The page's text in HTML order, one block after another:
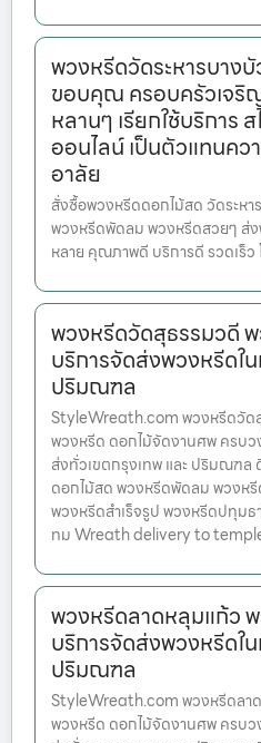
พวงหรีดวัดระหารบาง
ขอบคุณ ครอบครัวเจริ
หลานๆ เรียกใช้บริการ
ออนไลน์ เป็นตัวแทนค
อาลัย
สั่งซื้อพวงหรีดดอกไม้สด วัดระห
พวงหรีดพัดลม พวงหรีดสวยๆ ส่ง
หลาย คุณภาพดี บริการดี รวดเร็
พวงหรีดวัดสุธรรมวดี
บริการจัดส่งพวงหรีดใน
ปริมณฑล
StyleWreath.com พวงหรีดวัด
พวงหรีด ดอกไม้จัดงานศพ ครบว
ส่งทั่วเขตกรุงเทพ และ ปริมณฑล
ดอกไม้สด พวงหรีดพัดลม พวงห
พวงหรีดสำเร็จรูป พวงหรีดปทุม
ทม Wreath delivery to
พวงหรีดลาดหลุมแก้ว
บริการจัดส่งพวงหรีดใน
ปริมณฑล
StyleWreath.com พวงหรีดลา
พวงหรีด ดอกไม้จัดงานศพ ครบว